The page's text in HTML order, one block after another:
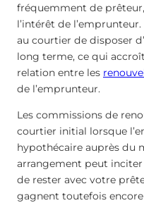
fréquemment de
l’intérêt de
au courtier de disposer
long terme, ce qui
relation entre les
de l’emprunteur.
Les commissions de
courtier initial lorsque
hypothécaire auprès du
arrangement peut
de rester avec votre
gagnent toutefois